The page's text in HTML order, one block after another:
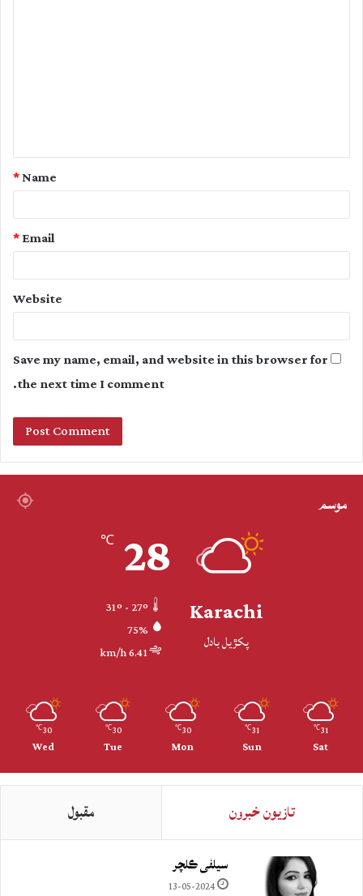
t
Name
*
Email
*
Website
Save my name, email, and website in this browser for
the next time I comment.
موسم
Karachi
پکڙيل بادل
28
℃
75%
6.41 km/h
31
℃
Sat
31
℃
Sun
30
℃
Mon
30
℃
Tue
30
℃
Wed
تازيون خبرون مقبول
سيلفي ڪلچر
13-05-2024